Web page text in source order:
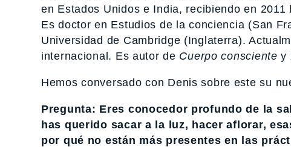
en Estados Unidos e India, recibiendo en
Es doctor en Estudios de la conciencia (San
Universidad de Cambridge (Inglaterra).
internacional. Es autor de Cuerpo consciente y
Hemos conversado con Denis sobre este su
Pregunta: Eres conocedor profundo de la
has querido sacar a la luz, hacer aflorar,
por qué no están más presentes en las